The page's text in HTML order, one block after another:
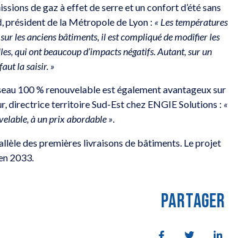
de gaz à effet de serre et un confort d’été sans
président de la Métropole de Lyon : « Les températures
les anciens bâtiments, il est compliqué de modifier les
qui ont beaucoup d’impacts négatifs. Autant, sur un
la saisir. »
100 % renouvelable est également avantageux sur
directrice territoire Sud-Est chez ENGIE Solutions : «
à un prix abordable ».
des premières livraisons de bâtiments. Le projet
2033.
PARTAGER